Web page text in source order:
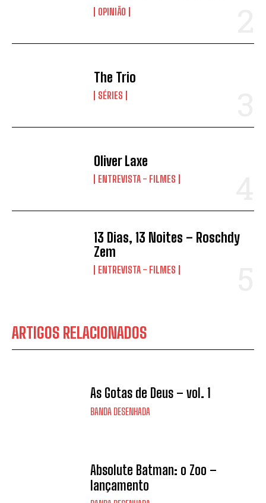
OPINIÃO
The Trio
SÉRIES
Oliver Laxe
ENTREVISTA - FILMES
13 Dias, 13 Noites – Roschdy
Zem
ENTREVISTA - FILMES
ARTIGOS RELACIONADOS
As Gotas de Deus – vol. 1
BANDA DESENHADA
Absolute Batman: o Zoo –
lançamento